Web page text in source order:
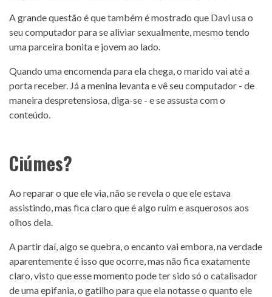
A grande questão é que também é mostrado que Davi usa o
seu computador para se aliviar sexualmente, mesmo tendo
uma parceira bonita e jovem ao lado.
Quando uma encomenda para ela chega, o marido vai até a
porta receber. Já a menina levanta e vê seu computador - de
maneira despretensiosa, diga-se - e se assusta com o
conteúdo.
Ciúmes?
Ao reparar o que ele via, não se revela o que ele estava
assistindo, mas fica claro que é algo ruim e asquerosos aos
olhos dela.
A partir daí, algo se quebra, o encanto vai embora, na verdade
aparentemente é isso que ocorre, mas não fica exatamente
claro, visto que esse momento pode ter sido só o catalisador
de uma epifania, o gatilho para que ela notasse o quanto ele